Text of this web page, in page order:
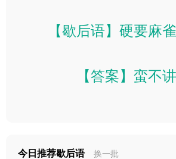
【歇后语】硬要麻
【答案】蛮不
今日推荐歇后语 换一批